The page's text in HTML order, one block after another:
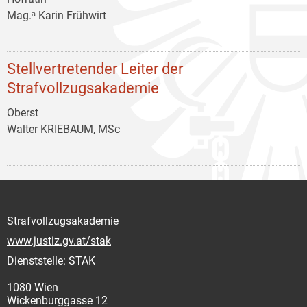
Mag.ᵃ Karin Frühwirt
Stellvertretender Leiter der
Strafvollzugsakademie
Oberst
Walter KRIEBAUM, MSc
Strafvollzugsakademie
www.justiz.gv.at/stak
Dienststelle: STAK
1080 Wien
Wickenburggasse 12